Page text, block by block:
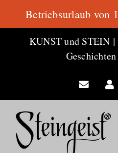
KUNST und STEIN |
Betriebsurlaub von